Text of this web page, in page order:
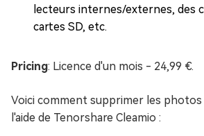
lecteurs internes/externes, des
cartes SD, etc.
Pricing: Licence d'un mois - 24,99 €.
Voici comment supprimer les photos
l'aide de Tenorshare Cleamio :